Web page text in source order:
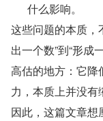
什么影响。
这些问题的本质，
出一个数”到“形成
高估的地方：它降
力，本质上并没有
因此，这篇文章